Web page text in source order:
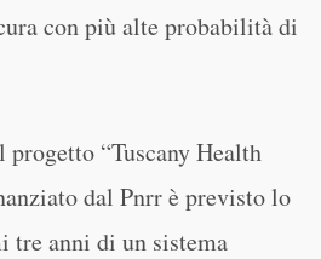
con più alte probabilità di
“Tuscany Health
dal Pnrr è previsto lo
tre anni di un sistema